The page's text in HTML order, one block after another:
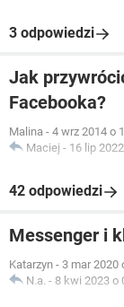
3 odpowiedzi
Jak
Facebooka?
Malina - 4 wrz 2014 o
Maciej - 16 lip
42 odpowiedzi
Messenger i
Katarzyn - 3 mar 2020
N.a. - 8 kwi 2023 o